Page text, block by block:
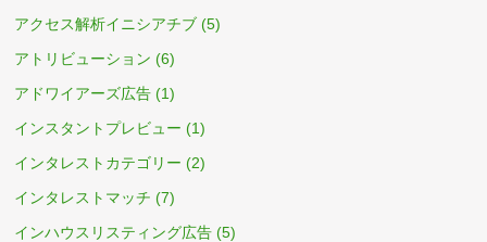
アクセス解析イニシアチブ (5)
アトリビューション (6)
アドワイアーズ広告 (1)
インスタントプレビュー (1)
インタレストカテゴリー (2)
インタレストマッチ (7)
インハウスリスティング広告 (5)